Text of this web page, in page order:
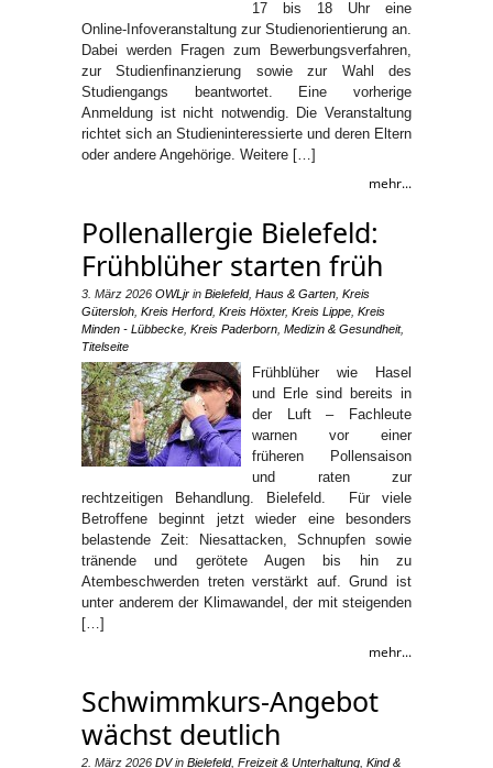
17 bis 18 Uhr eine
Online-Infoveranstaltung zur Studienorientierung an.
Dabei werden Fragen zum Bewerbungsverfahren,
zur Studienfinanzierung sowie zur Wahl des
Studiengangs beantwortet. Eine vorherige
Anmeldung ist nicht notwendig. Die Veranstaltung
richtet sich an Studieninteressierte und deren Eltern
oder andere Angehörige. Weitere […]
mehr...
Pollenallergie Bielefeld:
Frühblüher starten früh
3. März 2026 OWLjr in Bielefeld, Haus & Garten Kreis
Gütersloh Kreis Herford, Kreis Höxter, Kreis Lippe Kreis
Minden - Lübbecke Kreis Paderborn Medizin & Gesundheit,
Titelseite
Frühblüher wie Hasel
und Erle sind bereits in
der Luft – Fachleute
warnen vor einer
früheren Pollensaison
und raten zur
rechtzeitigen Behandlung. Bielefeld. Für viele
Betroffene beginnt jetzt wieder eine besonders
belastende Zeit: Niesattacken, Schnupfen sowie
tränende und gerötete Augen bis hin zu
Atembeschwerden treten verstärkt auf. Grund ist
unter anderem der Klimawandel, der mit steigenden
[…]
mehr...
Schwimmkurs-Angebot
wächst deutlich
2. März 2026 DVin Bielefeld, Freizeit & Unterhaltung Kind &